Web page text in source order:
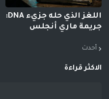
اللغز الذي حله جزيء DNA:
جريمة ماري أنجلس
أحدث
الاكثر قراءة